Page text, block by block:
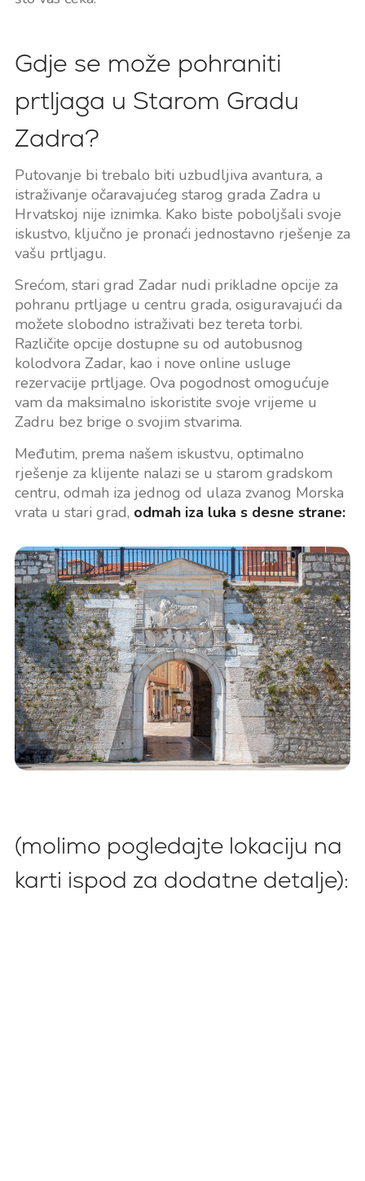
Gdje se može pohraniti
prtljaga u Starom Gradu
Zadra?
Putovanje bi trebalo biti uzbudljiva avantura, a
istraživanje očaravajućeg starog grada Zadra u
Hrvatskoj nije iznimka. Kako biste poboljšali svoje
iskustvo, ključno je pronaći jednostavno rješenje za
vašu prtljagu.
Srećom, stari grad Zadar nudi prikladne opcije za
pohranu prtljage u centru grada, osiguravajući da
možete slobodno istraživati bez tereta torbi.
Različite opcije dostupne su od autobusnog
kolodvora Zadar, kao i nove online usluge
rezervacije prtljage. Ova pogodnost omogućuje
vam da maksimalno iskoristite svoje vrijeme u
Zadru bez brige o svojim stvarima.
Međutim, prema našem iskustvu, optimalno
rješenje za klijente nalazi se u starom gradskom
centru, odmah iza jednog od ulaza zvanog Morska
vrata u stari grad, odmah iza luka s desne strane:
(molimo pogledajte lokaciju na
karti ispod za dodatne detalje):